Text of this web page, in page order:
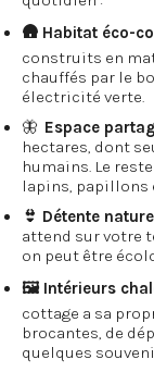
🛖 Habitat éco-
construits en
chauffés par le
électricité verte.
🦋 Espace
hectares, dont
humains. Le
lapins, papillons
👙 Détente
attend sur votre
on peut être
🖼️ Intérieurs
cottage a sa
brocantes, de
quelques